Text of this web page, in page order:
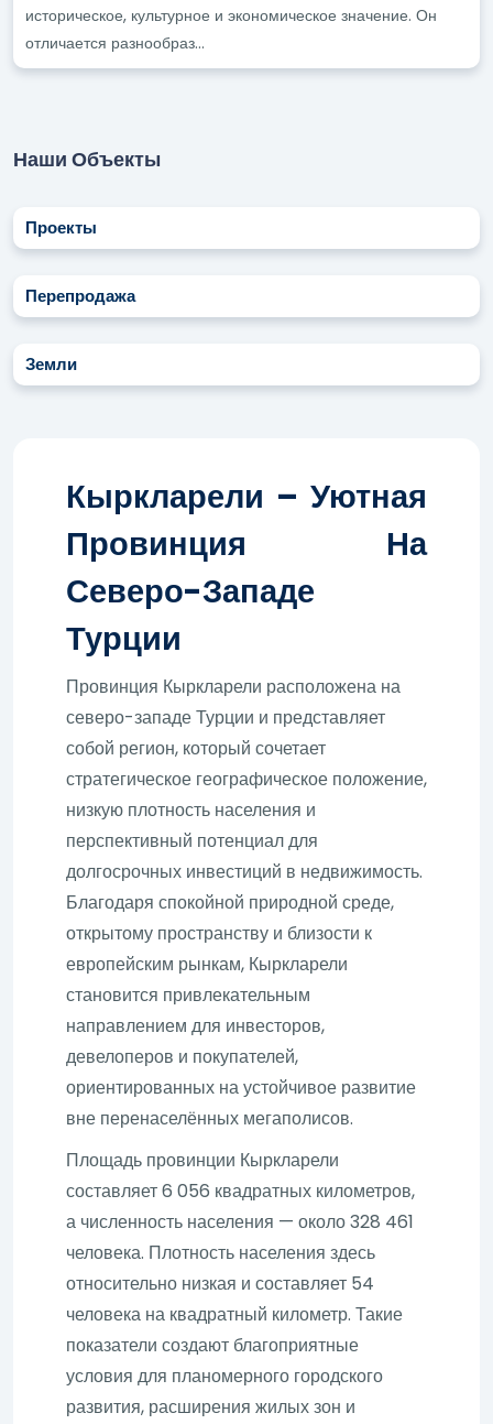
историческое, культурное и экономическое значение. Он
отличается разнообраз...
Наши Объекты
Проекты
Перепродажа
Земли
Кыркларели – Уютная
Провинция На
Северо-Западе
Турции
Провинция Кыркларели расположена на
северо-западе Турции и представляет
собой регион, который сочетает
стратегическое географическое положение,
низкую плотность населения и
перспективный потенциал для
долгосрочных инвестиций в недвижимость.
Благодаря спокойной природной среде,
открытому пространству и близости к
европейским рынкам, Кыркларели
становится привлекательным
направлением для инвесторов,
девелоперов и покупателей,
ориентированных на устойчивое развитие
вне перенаселённых мегаполисов.
Площадь провинции Кыркларели
составляет 6 056 квадратных километров,
а численность населения — около 328 461
человека. Плотность населения здесь
относительно низкая и составляет 54
человека на квадратный километр. Такие
показатели создают благоприятные
условия для планомерного городского
развития, расширения жилых зон и